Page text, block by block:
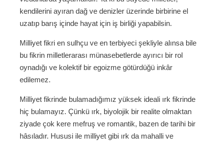
kendilerini ayıran dağ ve denizler üzerinde birbirine el
uzatıp barış içinde hayat için iş birliği yapabilsin.
Milliyet fikri en sulhçu ve en terbiyeci şekliyle alınsa bile
bu fikrin milletlerarası münasebetlerde ayırıcı bir rol
oynadığı ve kolektif bir egoizme götürdüğü inkâr
edilemez.
Milliyet fikrinde bulamadığımız yüksek ideali ırk fikrinde
hiç bulamayız. Çünkü ırk, biyolojik bir realite olmaktan
ziyade çok kere mefruş ve romantik, bazen de tarihi bir
hâsıladır. Hususi ile milliyet gibi ırk da mahalli ve